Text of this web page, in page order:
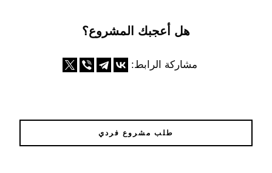
هل أعجبك المشروع؟
مشاركة الرابط:
طلب مشروع فردي